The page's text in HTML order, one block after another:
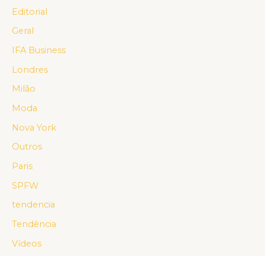
Editorial
Geral
IFA Business
Londres
Milão
Moda
Nova York
Outros
Paris
SPFW
tendencia
Tendência
Vídeos